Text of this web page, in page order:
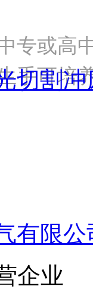
专或高
手可
切割
有限公
企业